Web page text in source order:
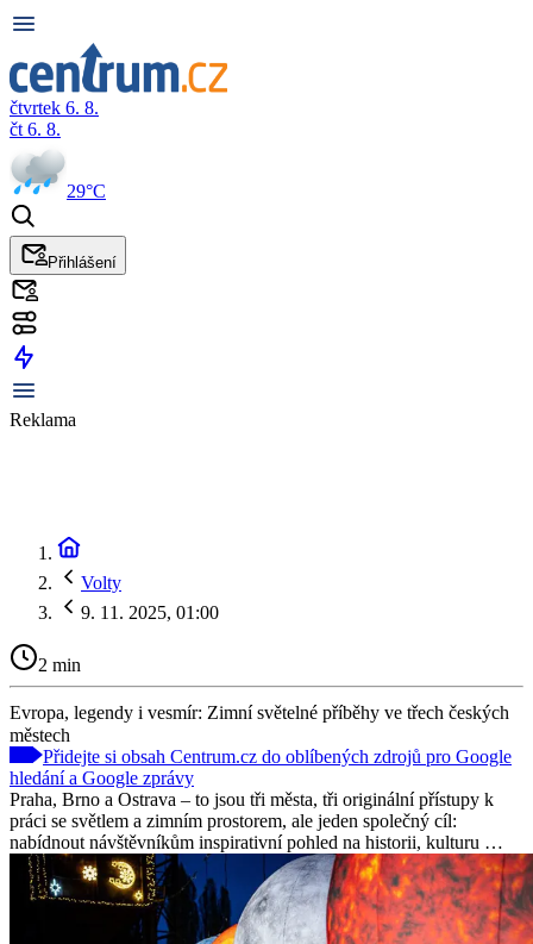
čtvrtek 6. 8.
čt 6. 8.
29°C
Přihlášení
Reklama
Volty
9. 11. 2025, 01:00
2 min
Evropa, legendy i vesmír: Zimní světelné příběhy ve třech českých
městech
Přidejte si obsah Centrum.cz do oblíbených zdrojů pro Google
hledání a Google zprávy
Praha, Brno a Ostrava – to jsou tři města, tři originální přístupy k
práci se světlem a zimním prostorem, ale jeden společný cíl:
nabídnout návštěvníkům inspirativní pohled na historii, kulturu …